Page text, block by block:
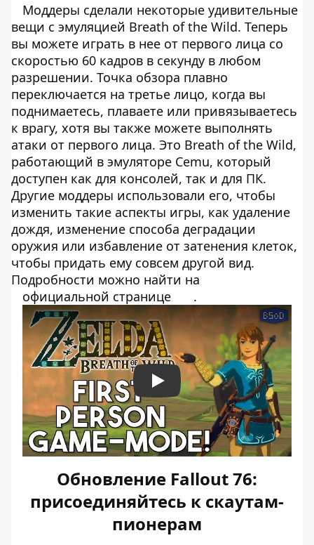
Моддеры сделали некоторые удивительные
вещи с эмуляцией Breath of the Wild. Теперь
вы можете играть в нее от первого лица со
скоростью 60 кадров в секунду в любом
разрешении. Точка обзора плавно
переключается на третье лицо, когда вы
поднимаетесь, плаваете или привязываетесь
к врагу, хотя вы также можете выполнять
атаки от первого лица. Это Breath of the Wild,
работающий в эмуляторе Cemu, который
доступен как для консолей, так и для ПК.
Другие моддеры использовали его, чтобы
изменить такие аспекты игры, как удаление
дождя, изменение способа деградации
оружия или избавление от затенения клеток,
чтобы придать ему совсем другой вид.
Подробности можно найти на
официальной странице
.
Play
Обновление Fallout 76:
присоединяйтесь к скаутам-
пионерам